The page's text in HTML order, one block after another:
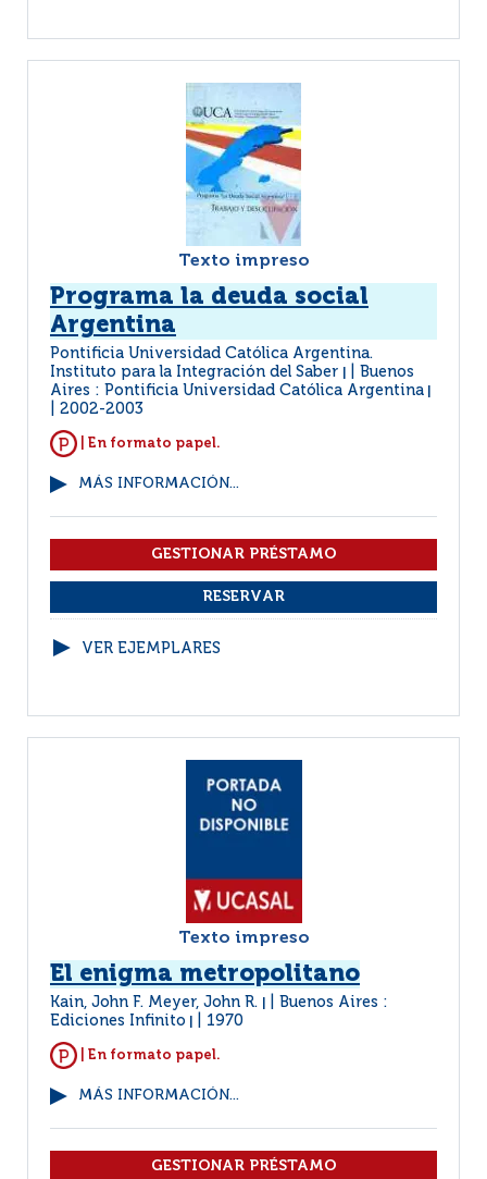
Texto impreso
Programa la deuda social
Argentina
Pontificia Universidad Católica Argentina.
Instituto para la Integración del Saber
Buenos
Aires : Pontificia Universidad Católica Argentina
2002-2003
| En formato papel.
MÁS INFORMACIÓN...
VER EJEMPLARES
Texto impreso
El enigma metropolitano
Kain, John F. Meyer, John R.
Buenos Aires :
Ediciones Infinito
1970
| En formato papel.
MÁS INFORMACIÓN...